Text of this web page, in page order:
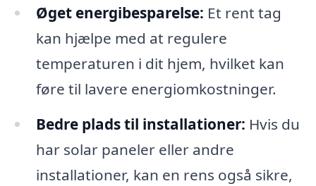
Øget energibesparelse: Et rent tag
kan hjælpe med at regulere
temperaturen i dit hjem, hvilket kan
føre til lavere energiomkostninger.
Bedre plads til installationer: Hvis du
har solar paneler eller andre
installationer, kan en rens også sikre,